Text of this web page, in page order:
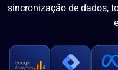
sincronização de dados,